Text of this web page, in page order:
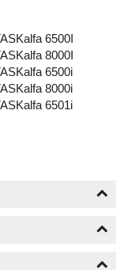
6500I
8000I
6500i
8000i
6501i
с НДС)